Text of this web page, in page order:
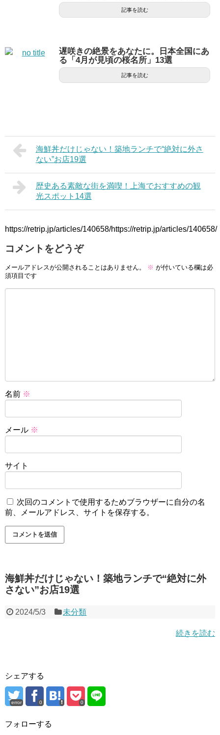
記事を読む
遅咲きの絶景をあなたに。日本全国にあ
る「4月が見頃の桜名所」13選
記事を読む
海鮮丼だけじゃない！築地ランチで“絶対に外さ
ない”お店19選
歴史ある素敵な街を満喫！上海でおすすめの観
光スポット14選
https://retrip.jp/articles/140658/https://retrip.jp/articles/140658/
コメントをどうぞ
メールアドレスが公開されることはありません。 ※ が付いている欄は必
須項目です
名前 ※
メール ※
サイト
次回のコメントで使用するためブラウザーに自分の名
前、メールアドレス、サイトを保存する。
海鮮丼だけじゃない！築地ランチで“絶対に外
さない”お店19選
2024/5/3 未分類
続きを読む
シェアする
error 0 0
フォローする